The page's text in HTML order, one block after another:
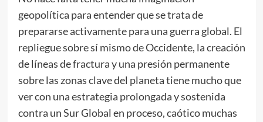
geopolítica para entender que se trata de
prepararse activamente para una guerra global. El
repliegue sobre sí mismo de Occidente, la creación
de líneas de fractura y una presión permanente
sobre las zonas clave del planeta tiene mucho que
ver con una estrategia prolongada y sostenida
contra un Sur Global en proceso, caótico muchas